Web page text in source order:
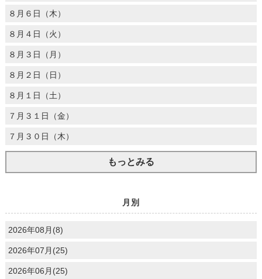
８月６日（木）
８月４日（火）
８月３日（月）
８月２日（日）
８月１日（土）
７月３１日（金）
７月３０日（木）
もっとみる
月別
2026年08月(8)
2026年07月(25)
2026年06月(25)